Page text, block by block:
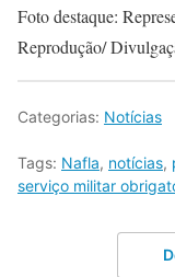
Foto destaque:
Reprodução/
Categorias: Notícias
Tags: Nafla, notícias,
serviço militar